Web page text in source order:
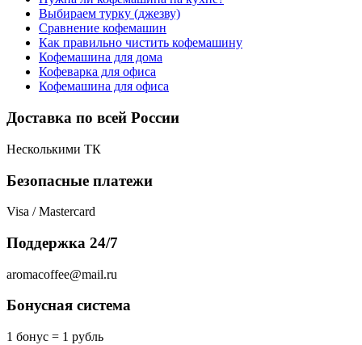
Выбираем турку (джезву)
Сравнение кофемашин
Как правильно чистить кофемашину
Кофемашина для дома
Кофеварка для офиса
Кофемашина для офиса
Доставка по всей России
Несколькими ТК
Безопасные платежи
Visa / Mastercard
Поддержка 24/7
aromacoffee@mail.ru
Бонусная система
1 бонус = 1 рубль